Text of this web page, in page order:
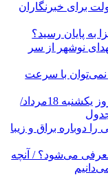
دولت برای خبرنگاران
به پایان رسید؟
نوشهر از سر
با سرعت
قیمت طلا و سکه امروز یکشنبه 18مرداد/
دوباره براق و زیبا
معرفی می‌شود؟ / آنچه